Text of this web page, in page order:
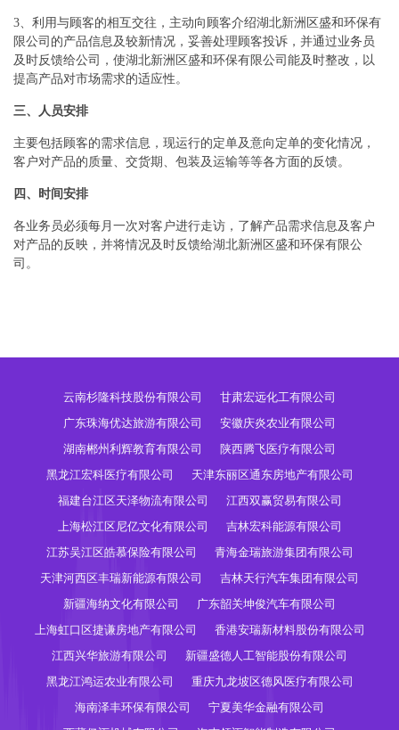
3、利用与顾客的相互交往，主动向顾客介绍湖北新洲区盛和环保有
限公司的产品信息及较新情况，妥善处理顾客投诉，并通过业务员
及时反馈给公司，使湖北新洲区盛和环保有限公司能及时整改，以
提高产品对市场需求的适应性。
三、人员安排
主要包括顾客的需求信息，现运行的定单及意向定单的变化情况，
客户对产品的质量、交货期、包装及运输等等各方面的反馈。
四、时间安排
各业务员必须每月一次对客户进行走访，了解产品需求信息及客户
对产品的反映，并将情况及时反馈给湖北新洲区盛和环保有限公
司。
云南杉隆科技股份有限公司
甘肃宏远化工有限公司
广东珠海优达旅游有限公司
安徽庆炎农业有限公司
湖南郴州利辉教育有限公司
陕西腾飞医疗有限公司
黑龙江宏科医疗有限公司
天津东丽区通东房地产有限公司
福建台江区天泽物流有限公司
江西双赢贸易有限公司
上海松江区尼亿文化有限公司
吉林宏科能源有限公司
江苏吴江区皓慕保险有限公司
青海金瑞旅游集团有限公司
天津河西区丰瑞新能源有限公司
吉林天行汽车集团有限公司
新疆海纳文化有限公司
广东韶关坤俊汽车有限公司
上海虹口区捷谦房地产有限公司
香港安瑞新材料股份有限公司
江西兴华旅游有限公司
新疆盛德人工智能股份有限公司
黑龙江鸿运农业有限公司
重庆九龙坡区德风医疗有限公司
海南泽丰环保有限公司
宁夏美华金融有限公司